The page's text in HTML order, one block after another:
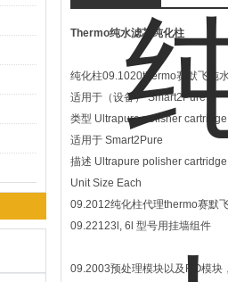
Thermo纯水滤芯纯化柱
纯化柱09.1020thermo赛默飞纯
适用于（设备） Smart2Pure™
类型 Ultrapure polisher cartridge
适用于 Smart2Pure
描述 Ultrapure polisher cartridge
Unit Size Each
09.2012纯化柱代理thermo赛默
09.22123l, 6l 型号用挂墙组件
09.2003预处理模块以及RO模